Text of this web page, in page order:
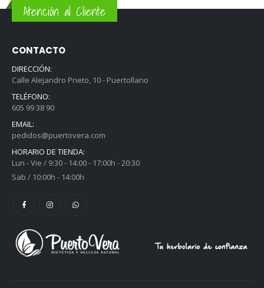
Atención al Cliente
CONTACTO
DIRECCIÓN:
Calle Alejandro Prieto, 10 - Puertollano
TELÉFONO:
605 99 38 90
EMAIL:
pedidos@puertovera.com
HORARIO DE TIENDA:
Lun - Vie / 9:30 - 14:00 - 17:00h - 20:30
Sab / 10:00h - 14:00h